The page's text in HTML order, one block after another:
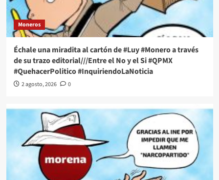
Moneros
Échale una miradita al cartón de #Luy #Monero a través
de su trazo editorial///Entre el No y el Si #QPMX
#QuehacerPolitico #InquiriendoLaNoticia
2 agosto, 2026 0